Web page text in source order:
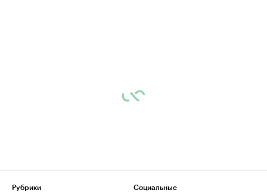
Рубрики
Социальные